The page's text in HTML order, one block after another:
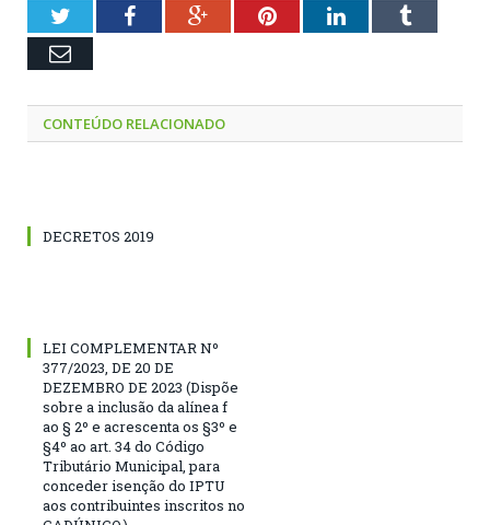
TwitterFacebookGoogle+PinterestLinkedInTumblr
Email
CONTEÚDO RELACIONADO
DECRETOS 2019
LEI COMPLEMENTAR Nº
377/2023, DE 20 DE
DEZEMBRO DE 2023 (Dispõe
sobre a inclusão da alínea f
ao § 2º e acrescenta os §3º e
§4º ao art. 34 do Código
Tributário Municipal, para
conceder isenção do IPTU
aos contribuintes inscritos no